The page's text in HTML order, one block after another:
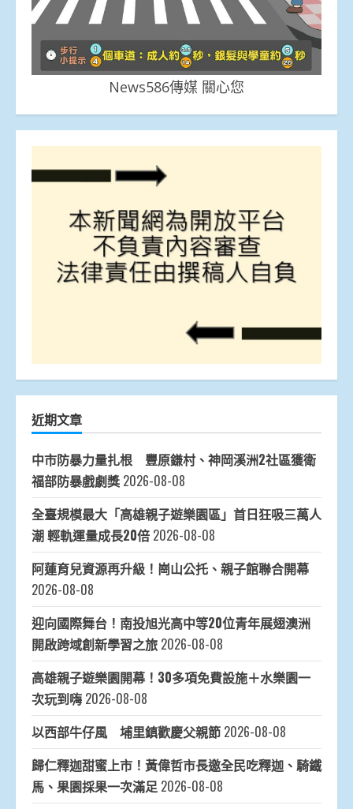
News586傳媒 關心您
近期文章
中市防暴力量扎根 豐原鎌村、神岡溪洲2社區獲衛
福部防暴戲劇獎 2026-08-08
全臺規模最大「高雄親子遊樂園區」首日狂吸三萬人
潮 輕軌運量成長20倍 2026-08-08
阿蓮育兒資源再升級！崗山公托、親子館聯合開幕
2026-08-08
迎向國際舞台！南投旭光高中等20位青年展翅澳洲
開啟跨域創新學習之旅 2026-08-08
高雄親子遊樂園開幕！30多項免費設施＋水樂園一
次玩到嗨 2026-08-08
以西部牛仔風 埔里鎮歡慶父親節 2026-08-08
歸仁釋迦甜蜜上市！黃偉哲市長邀全民吃釋迦、騎鐵
馬、果園採果一次滿足 2026-08-08